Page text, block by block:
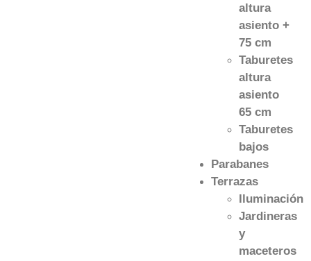
altura
asiento +
75 cm
Taburetes
altura
asiento
65 cm
Taburetes
bajos
Parabanes
Terrazas
Iluminación
Jardineras
y
maceteros